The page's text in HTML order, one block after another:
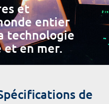
et
entier
technologie
et en mer.
de